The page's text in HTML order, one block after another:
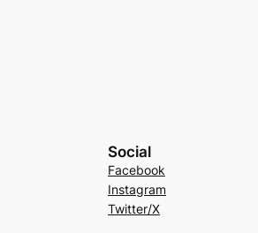
Social
Facebook
Instagram
Twitter/X